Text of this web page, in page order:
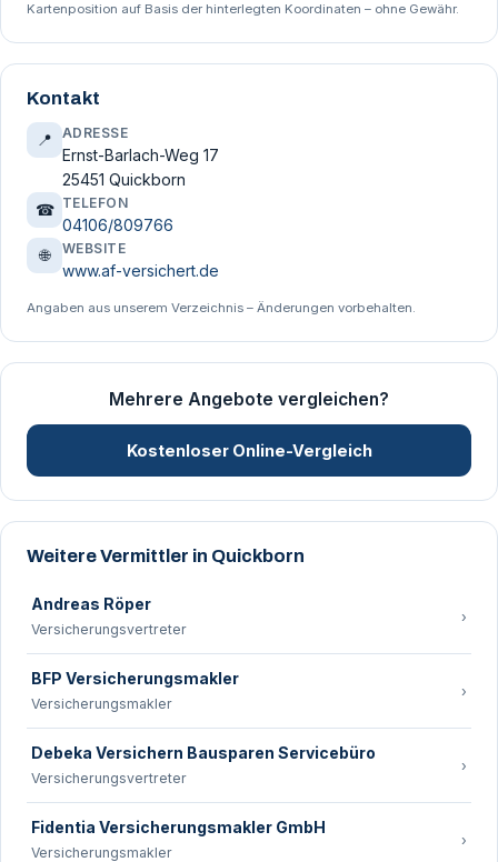
Kartenposition auf Basis der hinterlegten Koordinaten – ohne Gewähr.
Weitere Vermittler in Quickborn
Andreas Röper
Versicherungsvertreter
›
BFP Versicherungsmakler
Versicherungsmakler
›
Debeka Versichern Bausparen Servicebüro
Versicherungsvertreter
›
Fidentia Versicherungsmakler GmbH
Versicherungsmakler
›
Kontakt
📍 ADRESSE
Ernst-Barlach-Weg 17
25451 Quickborn
☎ TELEFON
04106/809766
🌐
WEBSITE
www.af-versichert.de
Angaben aus unserem Verzeichnis – Änderungen vorbehalten.
Mehrere Angebote vergleichen?
Kostenloser Online-Vergleich